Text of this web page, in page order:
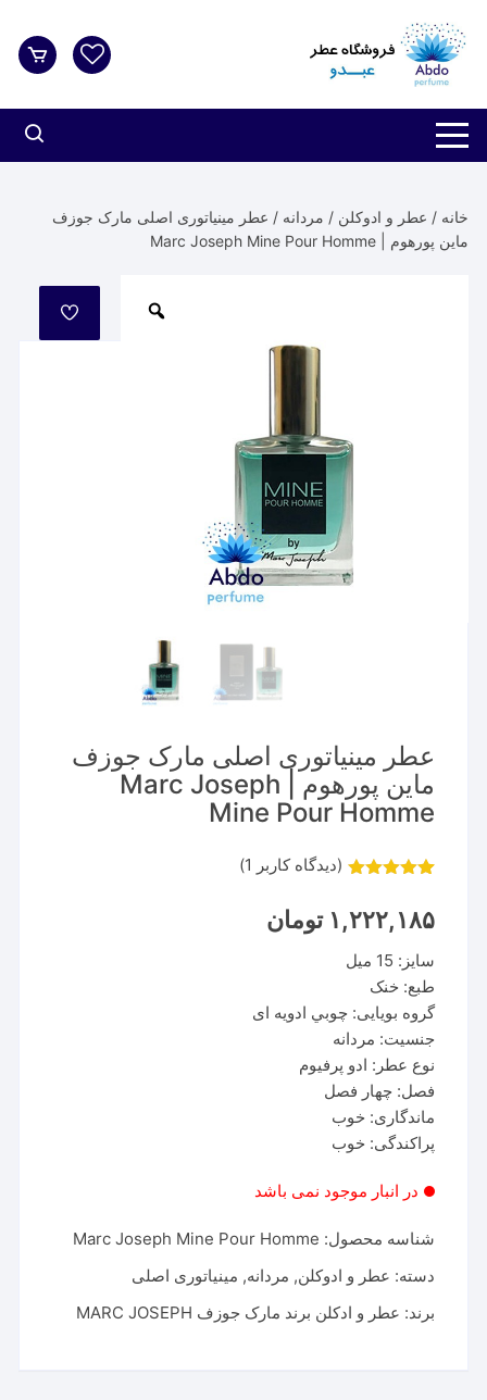
شدن
خانه / عطر و ادوکلن / مردانه / عطر مینیاتوری اصلی مارک جوزف
ماین پورهوم | Marc Joseph Mine Pour Homme
مورد
علاقه
عطر مینیاتوری اصلی مارک جوزف
ماین پورهوم | Marc Joseph
Mine Pour Homme
مشتری
(دیدگاه کاربر 1
)
۱,۲۲۲,۱۸۵ تومان
سایز: 15 میل
طبع: خنک
گروه بویایی: چوبي ادویه ای
جنسیت: مردانه
نوع عطر: ادو پرفیوم
فصل: چهار فصل
ماندگاری: خوب
پراکندگی: خوب
در انبار موجود نمی باشد
شناسه محصول: Marc Joseph Mine Pour Homme
دسته: عطر و ادوکلن, مردانه, مینیاتوری اصلی
برند: عطر و ادکلن برند مارک جوزف MARC JOSEPH